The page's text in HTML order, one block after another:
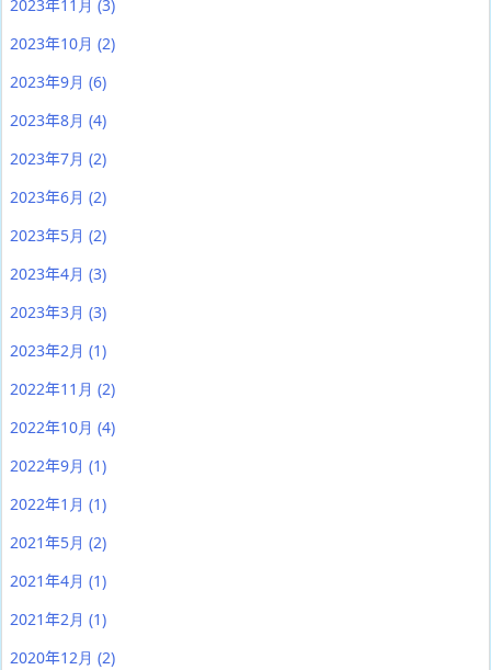
2023年11月 (3)
2023年10月 (2)
2023年9月 (6)
2023年8月 (4)
2023年7月 (2)
2023年6月 (2)
2023年5月 (2)
2023年4月 (3)
2023年3月 (3)
2023年2月 (1)
2022年11月 (2)
2022年10月 (4)
2022年9月 (1)
2022年1月 (1)
2021年5月 (2)
2021年4月 (1)
2021年2月 (1)
2020年12月 (2)